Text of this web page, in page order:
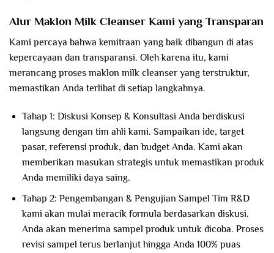
Alur Maklon Milk Cleanser Kami yang Transparan
Kami percaya bahwa kemitraan yang baik dibangun di atas
kepercayaan dan transparansi. Oleh karena itu, kami
merancang proses maklon milk cleanser yang terstruktur,
memastikan Anda terlibat di setiap langkahnya.
Tahap 1: Diskusi Konsep & Konsultasi Anda berdiskusi
langsung dengan tim ahli kami. Sampaikan ide, target
pasar, referensi produk, dan budget Anda. Kami akan
memberikan masukan strategis untuk memastikan produk
Anda memiliki daya saing.
Tahap 2: Pengembangan & Pengujian Sampel Tim R&D
kami akan mulai meracik formula berdasarkan diskusi.
Anda akan menerima sampel produk untuk dicoba. Proses
revisi sampel terus berlanjut hingga Anda 100% puas